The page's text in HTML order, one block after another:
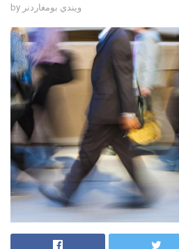
by ويندي بومغاردنر